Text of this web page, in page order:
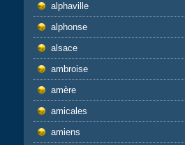
alphaville
alphonse
alsace
ambroise
amère
amicales
amiens